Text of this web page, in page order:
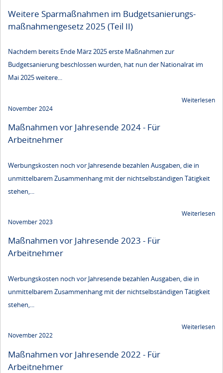
Weitere Sparmaßnahmen im Budgetsanierungs­
maßnahmengesetz 2025 (Teil II)
Nachdem bereits Ende März 2025 erste Maßnahmen zur
Budgetsanierung beschlossen wurden, hat nun der Nationalrat im
Mai 2025 weitere...
Weiterlesen
November 2024
Maßnahmen vor Jahresende 2024 - Für
Arbeitnehmer
Werbungskosten noch vor Jahresende bezahlen Ausgaben, die in
unmittelbarem Zusammenhang mit der nichtselbständigen Tätigkeit
stehen,...
Weiterlesen
November 2023
Maßnahmen vor Jahresende 2023 - Für
Arbeitnehmer
Werbungskosten noch vor Jahresende bezahlen Ausgaben, die in
unmittelbarem Zusammenhang mit der nichtselbständigen Tätigkeit
stehen,...
Weiterlesen
November 2022
Maßnahmen vor Jahresende 2022 - Für
Arbeitnehmer